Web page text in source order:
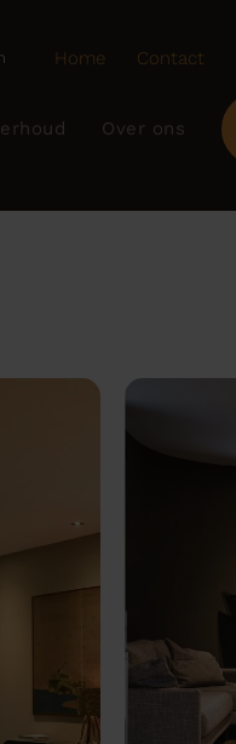
Home Contact
Over ons